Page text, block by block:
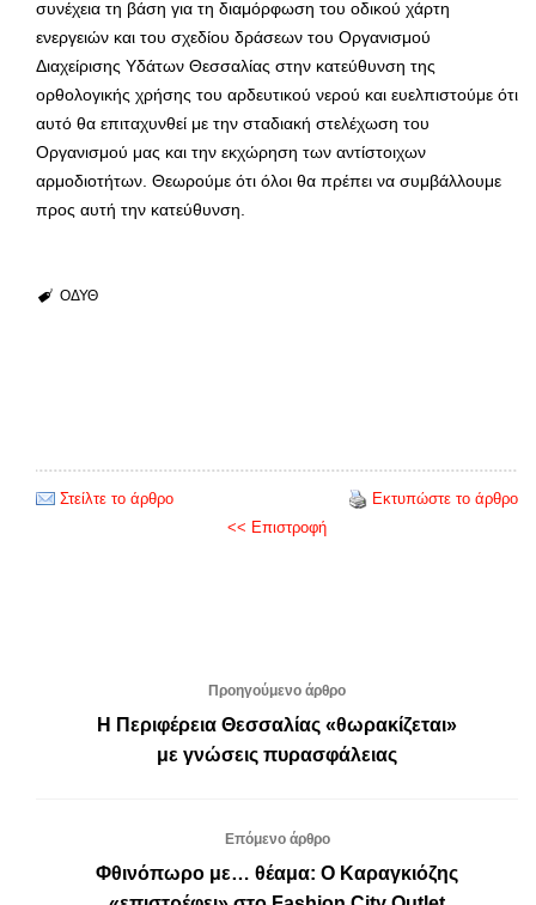
συνέχεια τη βάση για τη διαμόρφωση του οδικού χάρτη
ενεργειών και του σχεδίου δράσεων του Οργανισμού
Διαχείρισης Υδάτων Θεσσαλίας στην κατεύθυνση της
ορθολογικής χρήσης του αρδευτικού νερού και ευελπιστούμε ότι
αυτό θα επιταχυνθεί με την σταδιακή στελέχωση του
Οργανισμού μας και την εκχώρηση των αντίστοιχων
αρμοδιοτήτων. Θεωρούμε ότι όλοι θα πρέπει να συμβάλλουμε
προς αυτή την κατεύθυνση.
ΟΔΥΘ
Στείλτε το άρθρο
Εκτυπώστε το άρθρο
<< Επιστροφή
Προηγούμενο άρθρο
Η Περιφέρεια Θεσσαλίας «θωρακίζεται»
με γνώσεις πυρασφάλειας
Επόμενο άρθρο
Φθινόπωρο με… θέαμα: Ο Καραγκιόζης